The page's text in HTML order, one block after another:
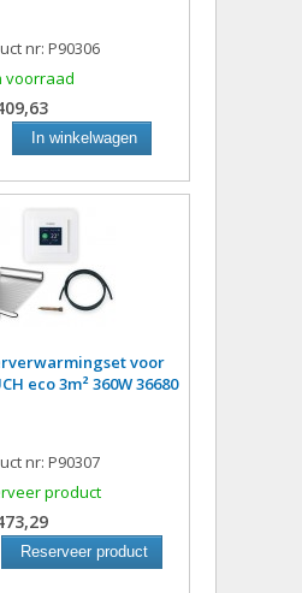
nr: P90306
voorraad
In winkelwagen
voor
eco 3m² 360W 36680
nr: P90307
product
Reserveer product